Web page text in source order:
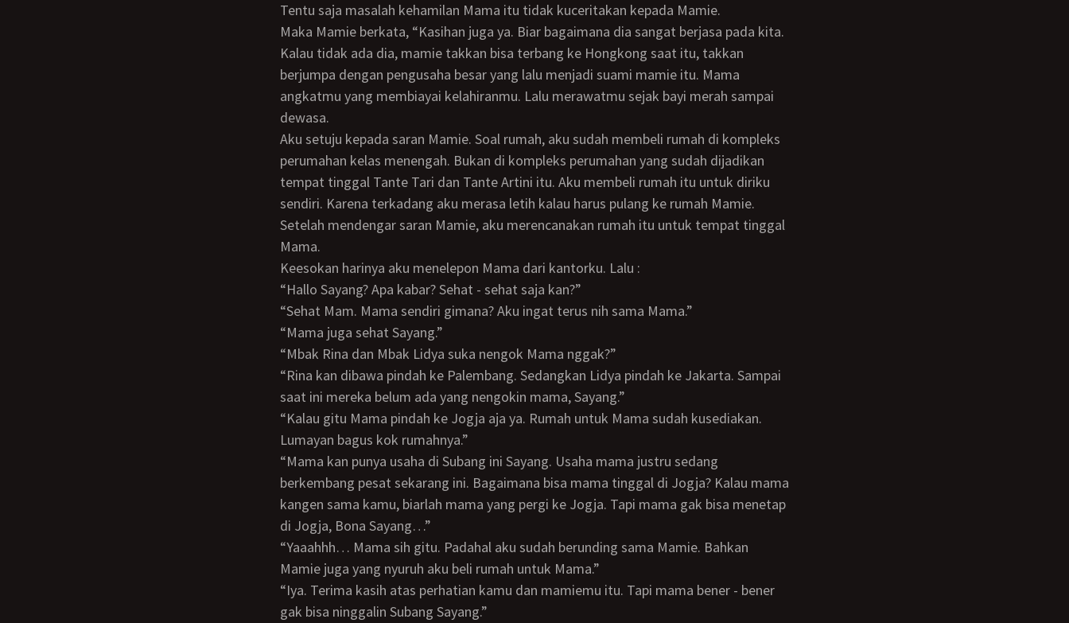
Tentu saja masalah kehamilan Mama itu tidak kuceritakan kepada Mamie.
Maka Mamie berkata, “Kasihan juga ya. Biar bagaimana dia sangat berjasa pada kita.
Kalau tidak ada dia, mamie takkan bisa terbang ke Hongkong saat itu, takkan
berjumpa dengan pengusaha besar yang lalu menjadi suami mamie itu. Mama
angkatmu yang membiayai kelahiranmu. Lalu merawatmu sejak bayi merah sampai
dewasa.
Aku setuju kepada saran Mamie. Soal rumah, aku sudah membeli rumah di kompleks
perumahan kelas menengah. Bukan di kompleks perumahan yang sudah dijadikan
tempat tinggal Tante Tari dan Tante Artini itu. Aku membeli rumah itu untuk diriku
sendiri. Karena terkadang aku merasa letih kalau harus pulang ke rumah Mamie.
Setelah mendengar saran Mamie, aku merencanakan rumah itu untuk tempat tinggal
Mama.
Keesokan harinya aku menelepon Mama dari kantorku. Lalu :
“Hallo Sayang? Apa kabar? Sehat - sehat saja kan?”
“Sehat Mam. Mama sendiri gimana? Aku ingat terus nih sama Mama.”
“Mama juga sehat Sayang.”
“Mbak Rina dan Mbak Lidya suka nengok Mama nggak?”
“Rina kan dibawa pindah ke Palembang. Sedangkan Lidya pindah ke Jakarta. Sampai
saat ini mereka belum ada yang nengokin mama, Sayang.”
“Kalau gitu Mama pindah ke Jogja aja ya. Rumah untuk Mama sudah kusediakan.
Lumayan bagus kok rumahnya.”
“Mama kan punya usaha di Subang ini Sayang. Usaha mama justru sedang
berkembang pesat sekarang ini. Bagaimana bisa mama tinggal di Jogja? Kalau mama
kangen sama kamu, biarlah mama yang pergi ke Jogja. Tapi mama gak bisa menetap
di Jogja, Bona Sayang…”
“Yaaahhh… Mama sih gitu. Padahal aku sudah berunding sama Mamie. Bahkan
Mamie juga yang nyuruh aku beli rumah untuk Mama.”
“Iya. Terima kasih atas perhatian kamu dan mamiemu itu. Tapi mama bener - bener
gak bisa ninggalin Subang Sayang.”